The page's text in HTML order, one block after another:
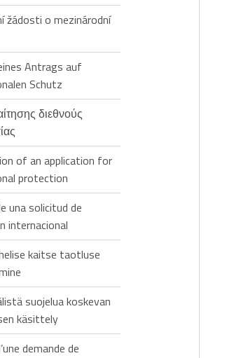
žádosti o mezinárodní
Antrags auf
Schutz
διεθνούς
of an application for
protection
una solicitud de
internacional
kaitse taotluse
suojelua koskevan
käsittely
demande de